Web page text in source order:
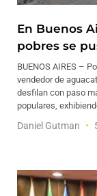
En Buenos
pobres se
BUENOS AIRES –
vendedor de
desfilan con paso
populares,
Daniel Gutman